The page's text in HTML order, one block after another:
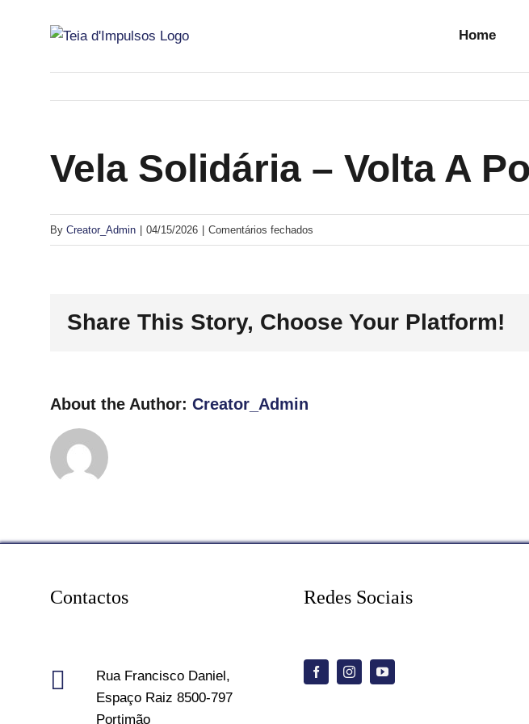
Home
Vela Solidária – Volta A
By Creator_Admin 04/15/2026 Comentários fechados
Volta
Share This Story, Choose Your Platform!
About the Author: Creator_Admin
Contactos
Rua Francisco Daniel,
Espaço Raiz 8500-797
Portimão
Redes Sociais